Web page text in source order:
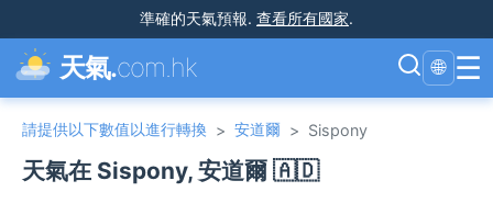
準確的天氣預報. 查看所有國家.
天氣.com.hk 🌐 ☰
請提供以下數值以進行轉換 > 安道爾 > Sispony
天氣在 Sispony, 安道爾 🇦🇩